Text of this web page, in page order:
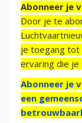
Abonneer je
Door je te
je toegang tot
ervaring die
Abonneer je
een